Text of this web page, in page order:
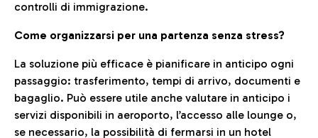
controlli di immigrazione.
Come organizzarsi per una partenza senza stress?
La soluzione più efficace è pianificare in anticipo ogni
passaggio: trasferimento, tempi di arrivo, documenti e
bagaglio. Può essere utile anche valutare in anticipo i
servizi disponibili in aeroporto, l’accesso alle lounge o,
se necessario, la possibilità di fermarsi in un hotel